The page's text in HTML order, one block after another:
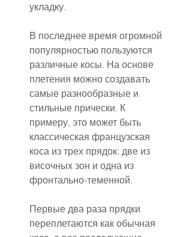
укладку.
В последнее время огромной
популярностью пользуются
различные косы. На основе
плетения можно создавать
самые разнообразные и
стильные прически. К
примеру, это может быть
классическая французская
коса из трех прядок: две из
височных зон и одна из
фронтально-теменной.
Первые два раза прядки
переплетаются как обычная